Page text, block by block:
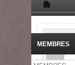
ACTIVITE
MEMBRES